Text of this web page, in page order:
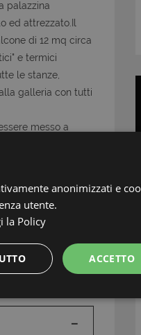
palazzina
ed attrezzato.Il
di 12 mq circa
e termici
le stanze,
galleria con tutti
messo a
a questo o
a titolo
anonimizzati e
utente.
la Policy
ACCETTO